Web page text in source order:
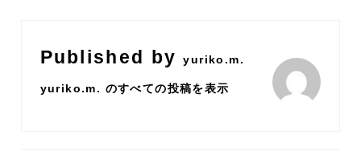
Published byyuriko.m.
yuriko.m. のすべての投稿を表示